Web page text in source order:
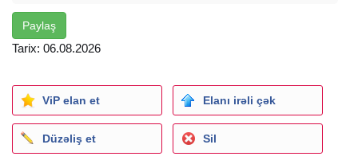
Paylaş
Tarix: 06.08.2026
ViP elan et Elanı irəli çək
Düzəliş et Sil